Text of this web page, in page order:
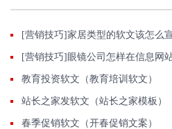
[营销技巧]​家居类型的软文该怎么
教育投资软文（教育培训软文）
站长之家发软文（站长之家模板）
春季促销软文（开春促销文案）